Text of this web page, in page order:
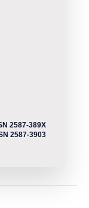
2587-389X
2587-3903